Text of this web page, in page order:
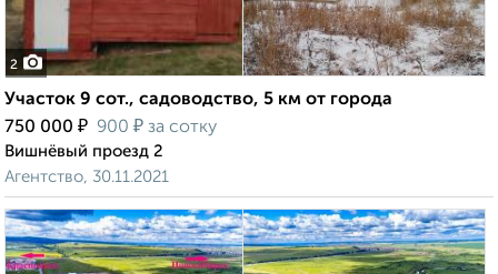
2
Участок 9 сот., садоводство, 5 км от города
750 000 ₽ 900 ₽ за сотку
Вишнёвый проезд 2
Агентство, 30.11.2021